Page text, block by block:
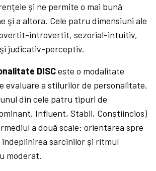
şi ne permite o mai bună
şi a altora. Cele patru dimensiuni ale
introvertit, sezorial-intuitiv,
judicativ-perceptiv.
DISCeste o modalitate
evaluare a stilurilor de personalitate.
din cele patru tipuri de
Influent, Stabil, Conştiincios)
a două scale: orientarea spre
îndeplinirea sarcinilor şi ritmul
moderat.